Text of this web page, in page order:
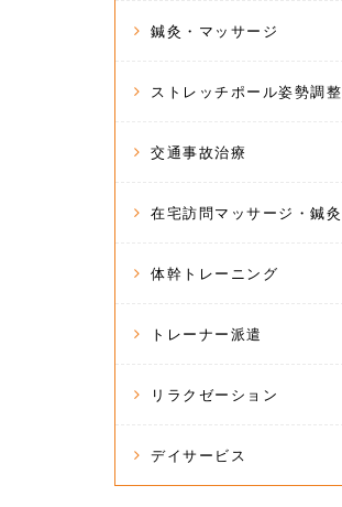
鍼灸・マッサージ
ストレッチポール姿勢調整
交通事故治療
在宅訪問マッサージ・鍼灸
体幹トレーニング
トレーナー派遣
リラクゼーション
デイサービス